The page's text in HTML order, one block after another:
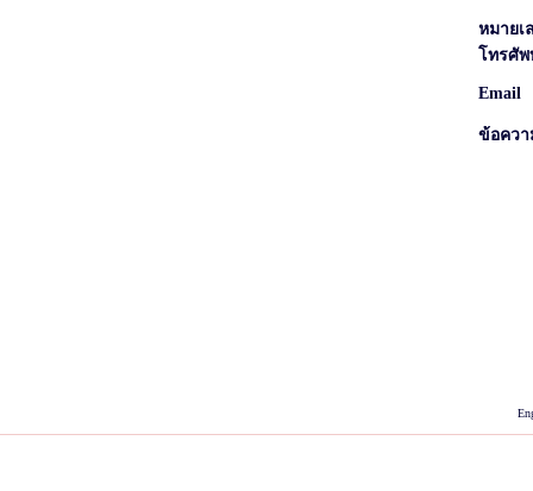
หมายเ
โทรศั
Email
ข้อควา